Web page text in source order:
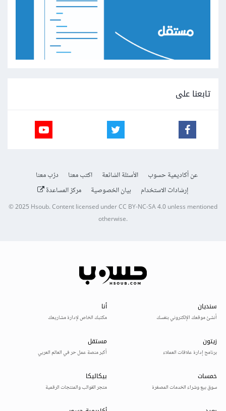
تابعنا على
عن أكاديمية حسوب الأسئلة الشائعة اكتب معنا
درّب معنا
إرشادات الاستخدام
بيان الخصوصية مركز المساعدة
© 2025Hsoub.Content licensed underCC BY-NC-SA 4.0unless mentioned
otherwise.